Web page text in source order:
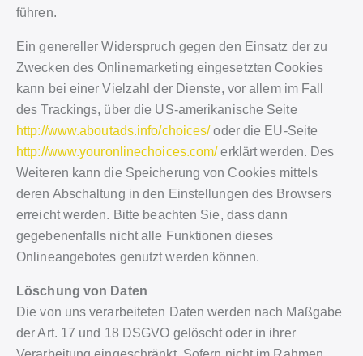
führen.
Ein genereller Widerspruch gegen den Einsatz der zu
Zwecken des Onlinemarketing eingesetzten Cookies
kann bei einer Vielzahl der Dienste, vor allem im Fall
des Trackings, über die US-amerikanische Seite
http://www.aboutads.info/choices/oder die EU-Seite
http://www.youronlinechoices.com/erklärt werden. Des
Weiteren kann die Speicherung von Cookies mittels
deren Abschaltung in den Einstellungen des Browsers
erreicht werden. Bitte beachten Sie, dass dann
gegebenenfalls nicht alle Funktionen dieses
Onlineangebotes genutzt werden können.
Löschung von Daten
Die von uns verarbeiteten Daten werden nach Maßgabe
der Art. 17 und 18 DSGVO gelöscht oder in ihrer